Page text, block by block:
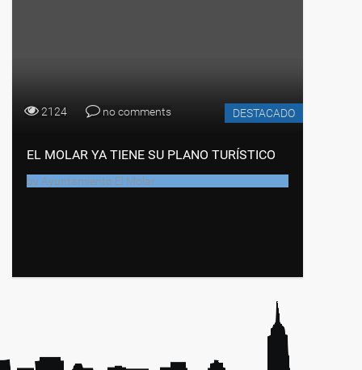
2124 no comments DESTACADO
EL MOLAR YA TIENE SU PLANO TURÍSTICO
by Ayuntamiento El Molar